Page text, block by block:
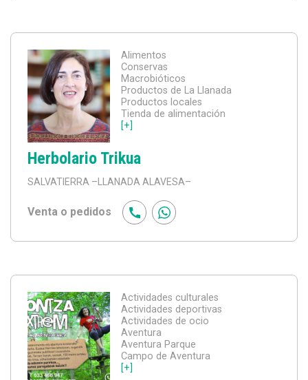
Alimentos
Conservas
Macrobióticos
Productos de La Llanada
Productos locales
Tienda de alimentación
[+]
Herbolario Trikua
SALVATIERRA –LLANADA ALAVESA–
Venta o pedidos
Actividades culturales
Actividades deportivas
Actividades de ocio
Aventura
Aventura Parque
Campo de Aventura
[+]